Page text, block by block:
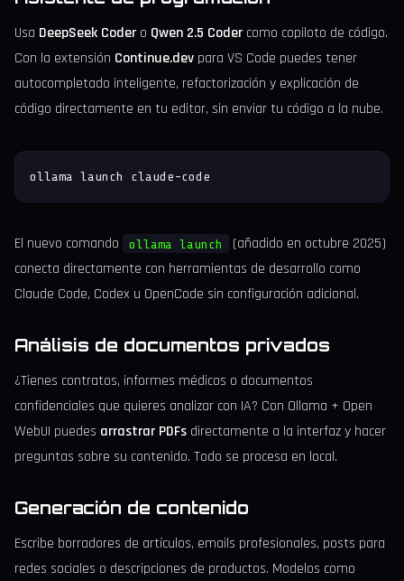
Usa DeepSeek Coder o Qwen 2.5 Coder como copiloto de código.
Con la extensión Continue.dev para VS Code puedes tener
autocompletado inteligente, refactorización y explicación de
código directamente en tu editor, sin enviar tu código a la nube.
ollama launch claude-code
El nuevo comando ollama launch
(añadido en octubre 2025)
conecta directamente con herramientas de desarrollo como
Claude Code, Codex u OpenCode sin configuración adicional.
Análisis de documentos privados
¿Tienes contratos, informes médicos o documentos
confidenciales que quieres analizar con IA? Con Ollama + Open
WebUI puedes arrastrar PDFs directamente a la interfaz y hacer
preguntas sobre su contenido. Todo se procesa en local.
Generación de contenido
Escribe borradores de artículos, emails profesionales, posts para
redes sociales o descripciones de productos. Modelos como